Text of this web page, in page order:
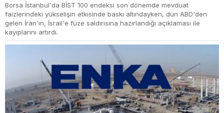
Borsa İstanbul'da BİST 100 endeksi son dönemde mevduat
faizlerindeki yükselişin etkisinde baskı altındayken, dün ABD'den
gelen İran'ın, İsrail'e füze saldırısına hazırlandığı açıklaması ile
kayıplarını artırdı.